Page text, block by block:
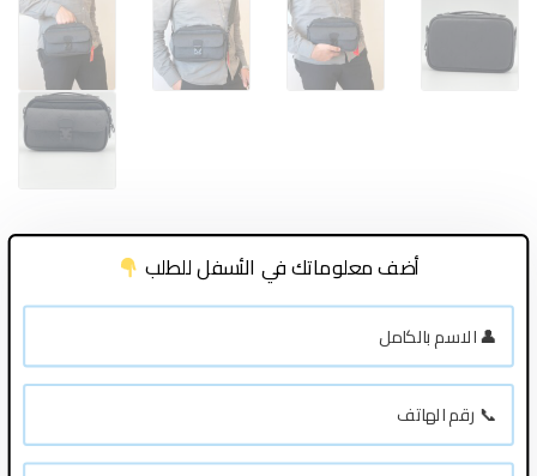
أضف معلوماتك في الأسفل للطلب